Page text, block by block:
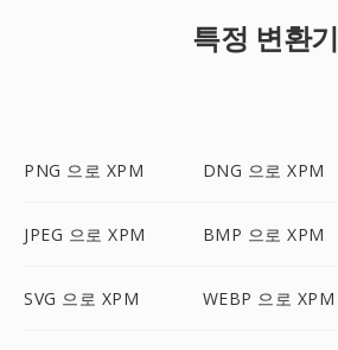
특정 변환기
PNG 으로 XPM DNG 으로 XPM
JPEG 으로 XPM BMP 으로 XPM
SVG 으로 XPM WEBP 으로 XPM